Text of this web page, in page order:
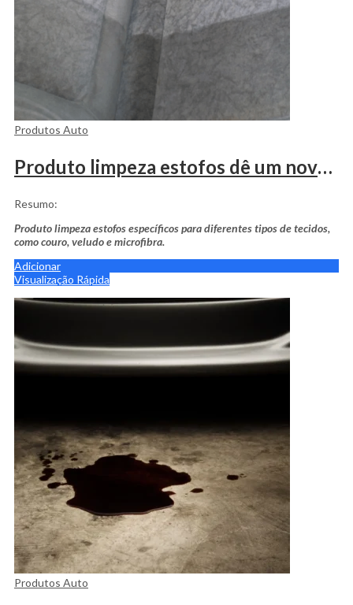
Produtos Auto
Produto limpeza estofos dê um novo visual ao seu carro.
Resumo:
Produto limpeza estofos específicos para diferentes tipos de tecidos,
como couro, veludo e microfibra.
Adicionar
Visualização Rápida
Produtos Auto